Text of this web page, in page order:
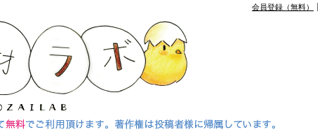
会員登録（無料）